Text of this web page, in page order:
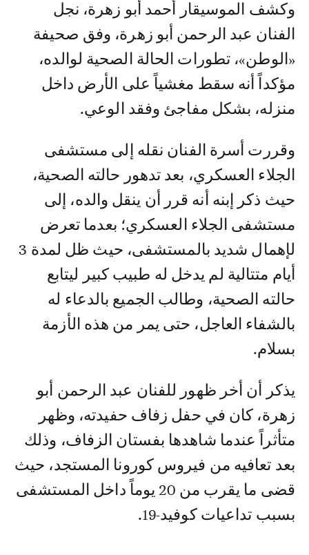
وكشف الموسيقار أحمد أبو زهرة، نجل
الفنان عبد الرحمن أبو زهرة، وفق صحيفة
«الوطن»، تطورات الحالة الصحية لوالده،
مؤكداً أنه سقط مغشياً على الأرض داخل
منزله، بشكل مفاجئ وفقد الوعي.
وقررت أسرة الفنان نقله إلى مستشفى
الجلاء العسكري، بعد تدهور حالته الصحية،
حيث ذكر إبنه أنه قرر أن ينقل والده، إلى
مستشفى الجلاء العسكري؛ بعدما تعرض
لإهمال شديد بالمستشفى، حيث ظل لمدة 3
أيام متتالية لم يدخل له طبيب كبير ليتابع
حالته الصحية، وطالب الجميع بالدعاء له
بالشفاء العاجل، حتى يمر من هذه الأزمة
بسلام.
يذكر أن أخر ظهور للفنان عبد الرحمن أبو
زهرة، كان في حفل زفاف حفيدته، وظهر
متأثراً عندما شاهدها بفستان الزفاف، وذلك
بعد تعافيه من فيروس كورونا المستجد، حيث
قضى ما يقرب من 20 يوماً داخل المستشفى
بسبب تداعيات كوفيد-19.